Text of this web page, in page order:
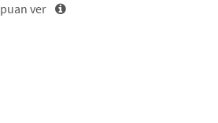
puan ver